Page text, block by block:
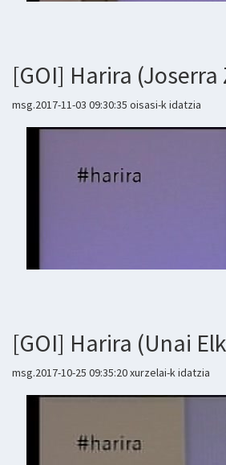
[GOI] Harira
msg.2017-11-03 09:30:35 oisasi-k idatzia
[GOI] Harira (Unai
msg.2017-10-25 09:35:20 xurzelai-k idatzia